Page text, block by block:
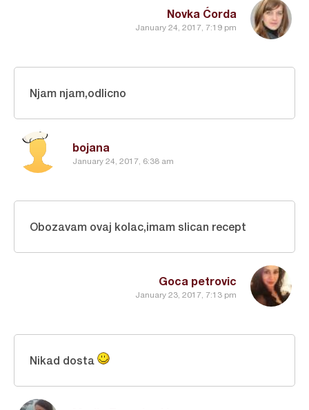
Novka Ćorda
January 24, 2017, 7:19 pm
bojana
January 24, 2017, 6:38 am
Njam njam,odlicno
Goca petrovic
January 23, 2017, 7:13 pm
Obozavam ovaj kolac,imam slican recept
Nikad dosta